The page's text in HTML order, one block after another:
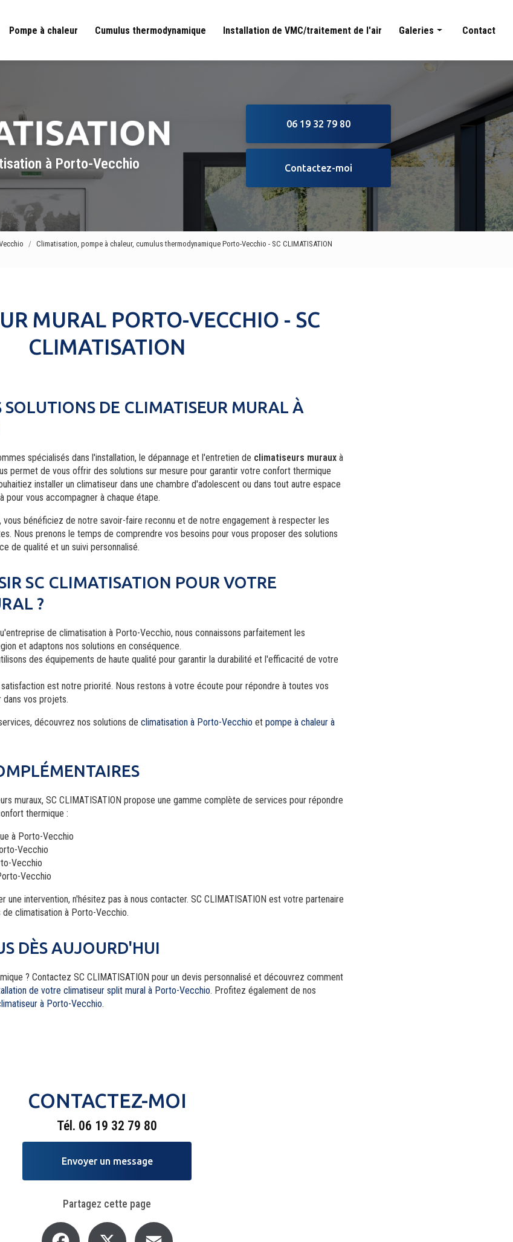
Pompe à chaleur Cumulus thermodynamique Installation de VMC/traitement de l'air Galeries
Cumulus thermodynamique
Installation de VMC/traitement de l'air
Contact
à Porto-Vecchio
06 19 32 79 80
Contactez-moi
Climatisation, pompe à chaleur, cumulus thermodynamique Porto-Vecchio - SC CLIMATISATION
MURAL PORTO-VECCHIO - SC
CLIMATISATION
SOLUTIONS DE CLIMATISEUR MURAL À
spécialisés dans l'installation, le dépannage et l'entretien de climatiseurs muraux à
permet de vous offrir des solutions sur mesure pour garantir votre confort thermique
installer un climatiseur dans une chambre d'adolescent ou dans tout autre espace
pour vous accompagner à chaque étape.
vous bénéficiez de notre savoir-faire reconnu et de notre engagement à respecter les
Nous prenons le temps de comprendre vos besoins pour vous proposer des solutions
de qualité et un suivi personnalisé.
SC CLIMATISATION POUR VOTRE
?
entreprise de climatisation à Porto-Vecchio, nous connaissons parfaitement les
et adaptons nos solutions en conséquence.
des équipements de haute qualité pour garantir la durabilité et l'efficacité de votre
est notre priorité. Nous restons à votre écoute pour répondre à toutes vos
vos projets.
découvrez nos solutions de climatisation à Porto-Vecchio et pompe à chaleur à
muraux, SC CLIMATISATION propose une gamme complète de services pour répondre
thermique :
à Porto-Vecchio
Vecchio
Vecchio
Vecchio
une intervention, n'hésitez pas à nous contacter. SC CLIMATISATION est votre partenaire
climatisation à Porto-Vecchio.
DÈS AUJOURD'HUI
? Contactez SC CLIMATISATION pour un devis personnalisé et découvrez comment
de votre climatiseur split mural à Porto-Vecchio. Profitez également de nos
à Porto-Vecchio.
CONTACTEZ-MOI
Tél. 06 19 32 79 80
Envoyer un message
Partagez cette page
Facebook